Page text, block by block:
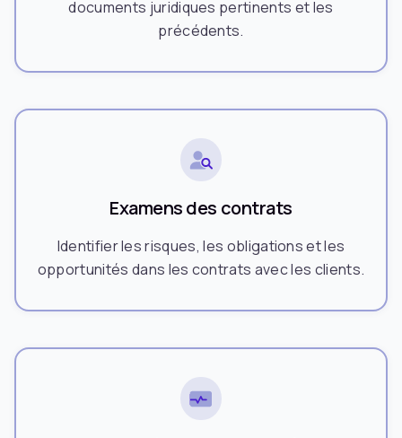
documents juridiques pertinents et les
précédents.
Examens des contrats
Identifier les risques, les obligations et les
opportunités dans les contrats avec les clients.